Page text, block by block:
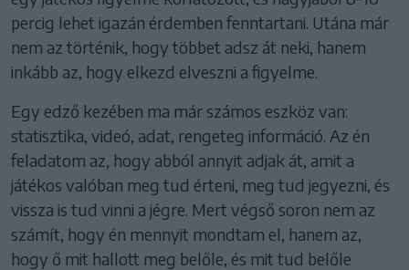
percig lehet igazán érdemben fenntartani. Utána már
nem az történik, hogy többet adsz át neki, hanem
inkább az, hogy elkezd elveszni a figyelme.
Egy edző kezében ma már számos eszköz van:
statisztika, videó, adat, rengeteg információ. Az én
feladatom az, hogy abból annyit adjak át, amit a
játékos valóban meg tud érteni, meg tud jegyezni, és
vissza is tud vinni a jégre. Mert végső soron nem az
számít, hogy én mennyit mondtam el, hanem az,
hogy ő mit hallott meg belőle, és mit tud belőle